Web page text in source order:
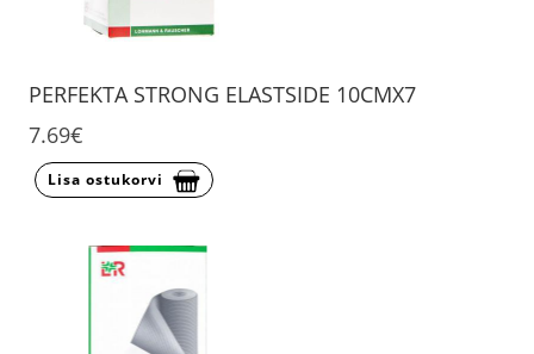
PERFEKTA STRONG ELASTSIDE 10CMX7
7.69€
Lisa ostukorvi